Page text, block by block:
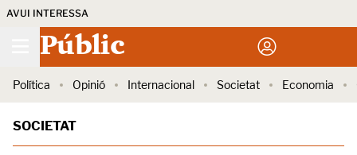
AVUI INTERESSA
Públic
Política Opinió Internacional Societat Economia
SOCIETAT